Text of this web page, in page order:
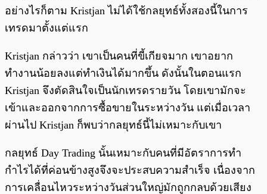
อย่างไรก็ตาม Kristjan ไม่ได้ใช้กลยุทธ์ทั้งสองนี้ในการ
เทรดมาตั้งแต่แรก
Kristjan กล่าวว่า เขาเป็นคนที่ขี้เกียจมาก เขาอยาก
ทำงานน้อยลงแต่ทำเงินได้มากขึ้น ดังนั้นในตอนแรก
Kristjan จึงตัดสินใจเป็นนักเทรดรายวัน โดยเขามักจะ
เข้าและออกจากการซื้อขายในระหว่างวัน แต่เมื่อเวลา
ผ่านไป Kristjan ก็พบว่ากลยุทธ์นี้ไม่เหมาะกับเขา
กลยุทธ์ Day Trading นั้นเหมาะกับคนที่มีอัตราการทำ
กำไรได้ที่ค่อนข้างสูงจึงจะประสบความสำเร็จ เนื่องจาก
การเคลื่อนไหวระหว่างวันส่วนใหญ่มักถูกกลบด้วยเสียง